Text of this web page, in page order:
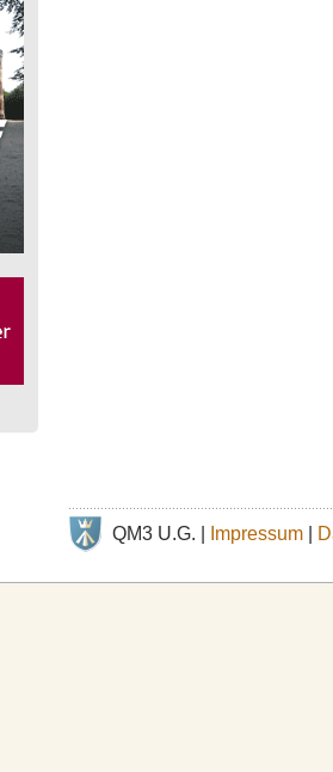
QM3 U.G. | Impressum